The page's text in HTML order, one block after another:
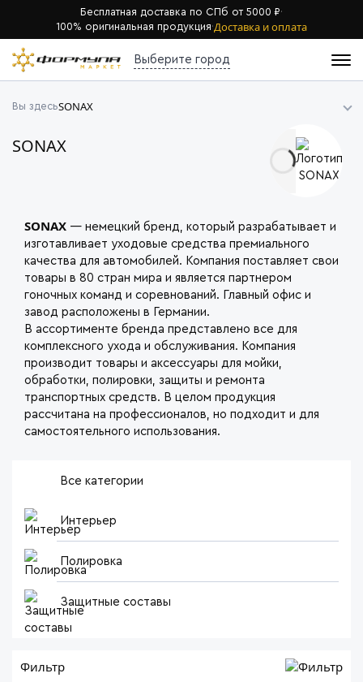
Бесплатная доставка по СПб от 5000 ₽·
100% оригинальная продукция·Доставка и оплата
Выберите город
Вы здесьSONAX
SONAX
SONAX — немецкий бренд, который разрабатывает и
изготавливает уходовые средства премиального
качества для автомобилей. Компания поставляет свои
товары в 80 стран мира и является партнером
гоночных команд и соревнований. Главный офис и
завод расположены в Германии.
В ассортименте бренда представлено все для
комплексного ухода и обслуживания. Компания
производит товары и аксессуары для мойки,
обработки, полировки, защиты и ремонта
транспортных средств. В целом продукция
рассчитана на профессионалов, но подходит и для
самостоятельного использования.
Все категории
Интерьер
Полировка
Защитные составы
Фильтр